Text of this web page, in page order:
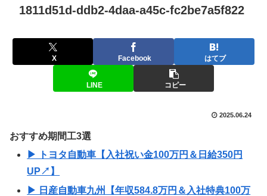
1811d51d-ddb2-4daa-a45c-fc2be7a5f822
X Facebook はてブ
LINE コピー
2025.06.24
おすすめ期間工3選
▶ トヨタ自動車【入社祝い金100万円＆日給350円
UP↗】
▶ 日産自動車九州【年収584.8万円＆入社特典100万